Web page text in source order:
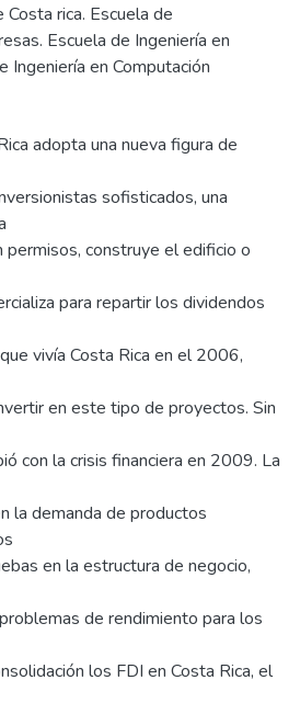
rica. Escuela de
Escuela de Ingeniería en
Ingeniería en Computación
adopta una nueva figura de
sofisticados, una
permisos, construye el edificio o
para repartir los dividendos
vivía Costa Rica en el 2006,
en este tipo de proyectos. Sin
con la crisis financiera en 2009. La
la demanda de productos
en la estructura de negocio,
de rendimiento para los
los FDI en Costa Rica, el